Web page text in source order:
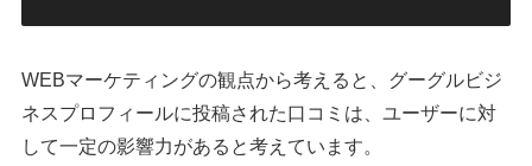
WEBマーケティングの観点から考えると、グーグルビジ
ネスプロフィールに投稿された口コミは、ユーザーに対
して一定の影響力があると考えています。